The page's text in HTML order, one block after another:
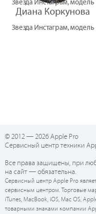
Диана Коркунова
Звезда Инстаграм, модель
Звезда Инстаграм, модель
© 2012 — 2026 Apple Pro
Сервисный центр техники
Все права защищены, при
на сайт — обязательна.
Сервисный центр Apple Pro
сервисным центром. Торговые
iTunes, MacBook, iOS, Mac OS,
товарными знаками компании